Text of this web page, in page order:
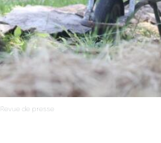
Revue de presse